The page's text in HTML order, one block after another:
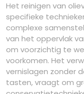
Het reinigen van
specifieke
complexe
van het oppervlak
om voorzichtig te
voorkomen. Het
vernislagen zonder
tasten, vraagt om